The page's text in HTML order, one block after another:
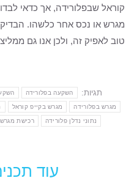
קוראל שבפלורידה, אך כדאי
מגרש או נכס אחר כלשהו.
טוב לאפיק זה, ולכן אנו גם
תגיות: השקעה בפלורידה
מגרש בפלורידה מגרש בקייפ קוראל
נתוני נדלן פלורידה רכישת
עוד